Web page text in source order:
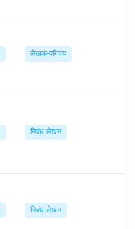
लेखक-परिचय
निबंध लेखन
निबंध लेखन